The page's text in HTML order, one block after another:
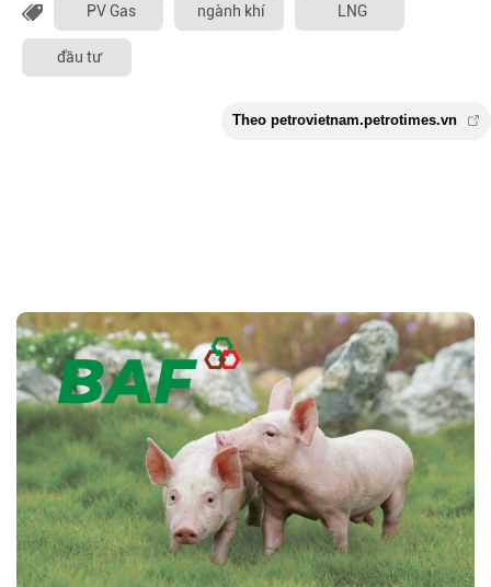
PV Gas ngành khí LNG
đầu tư